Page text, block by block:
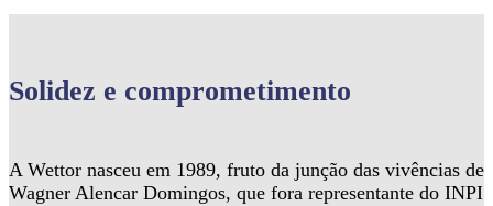
Solidez e comprometimento
A Wettor nasceu em 1989, fruto da junção das vivências de
Wagner Alencar Domingos, que fora representante do INPI